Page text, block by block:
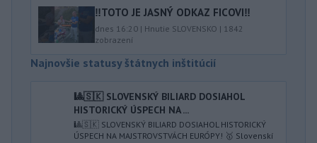
‼️TOTO JE JASNÝ ODKAZ FICOVI‼️
dnes 16:20 | Hnutie SLOVENSKO | 1842
zobrazení
Najnovšie statusy štátnych inštitúcií
🎱🇸🇰 SLOVENSKÝ BILIARD DOSIAHOL
HISTORICKÝ ÚSPECH NA ...
🎱🇸🇰 SLOVENSKÝ BILIARD DOSIAHOL HISTORICKÝ
ÚSPECH NA MAJSTROVSTVÁCH EURÓPY! 🥇 Slovenskí